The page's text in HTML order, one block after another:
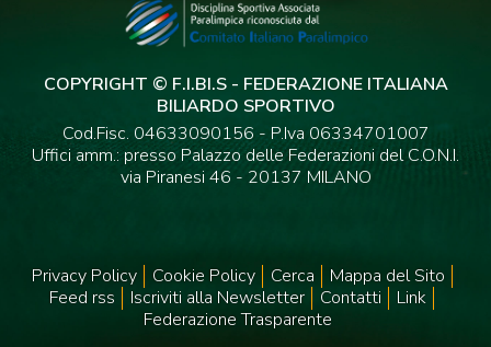
COPYRIGHT © F.I.BI.S - FEDERAZIONE ITALIANA
BILIARDO SPORTIVO
Cod.Fisc. 04633090156 - P.Iva 06334701007
Uffici amm.: presso Palazzo delle Federazioni del C.O.N.I.
via Piranesi 46 - 20137 MILANO
Privacy Policy Cookie Policy Cerca
Mappa del Sito
Feed rss
Iscriviti alla Newsletter Contatti
Link
Federazione Trasparente